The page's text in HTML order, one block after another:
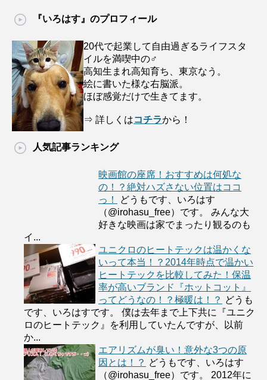
『いろはす』のプロフィール
20代で起業して自由過ぎるライフスタ
イルを満喫中の♂
高知生まれ高知育ち、東京なう。
絵に書いた様な右脳派。
ほぼ感覚だけで生きてます。
⇒ 詳しくはコチラから！
人気記事ランキング
映画館の座席！おすすめは何処な
の！？絶対ハズさない位置はココ
っ！
どうもです、いろはす
（@irohasu_free）です。 みんな大
好きな映画は家でまったり観るのも
イ...
ユニクロのヒートテックは温かくな
いって本当！？2014年時点で温かい
ヒートテックを比較してみた！保温
率が高いブランド『ホットコット』
ってどうなの！？極暖は！？ どうも
です、いろはすです。 僕は去年まで上下共に『ユニク
ロのヒートテック』を利用していたんですが、以前
か...
エアリズムが臭い！意外な3つの原
因とは！？ どうもです、いろはす
（@irohasu_free）です。 2012年に